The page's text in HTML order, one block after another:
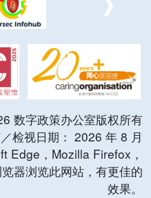
数字政策办公室版权所有
检视日期： 2026 年 8 月
Edge，Mozilla Firefox，
器浏览此网站，有更佳的
效果。